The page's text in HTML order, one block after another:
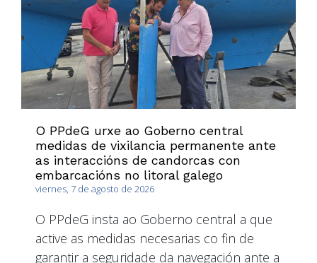
O PPdeG urxe ao Goberno central
medidas de vixilancia permanente ante
as interaccións de candorcas con
embarcacións no litoral galego
viernes, 7 de agosto de 2026
O PPdeG insta ao Goberno central a que
active as medidas necesarias co fin de
garantir a seguridade da navegación ante a